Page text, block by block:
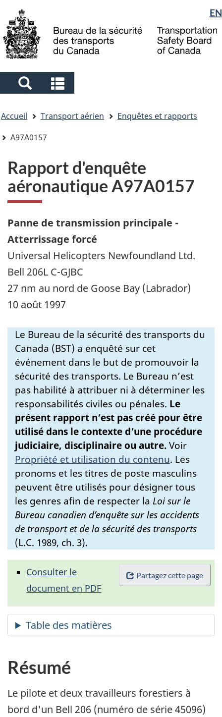
to
main
to
"About
government"
à
la
Sélection
de
la
langue
EN
Search
and
menus
and
menus
êtes
ici
Accueil Transport aérien
Enquêtes et rapports
A97A0157
Rapport d'enquête
aéronautique A97A0157
Panne de transmission principale -
Atterrissage forcé
Universal Helicopters Newfoundland Ltd.
Bell 206L C-GJBC
27 nm au nord de Goose Bay (Labrador)
10 août 1997
Le Bureau de la sécurité des transports du
Canada (BST) a enquêté sur cet
événement dans le but de promouvoir la
sécurité des transports. Le Bureau n’est
pas habilité à attribuer ni à déterminer les
responsabilités civiles ou pénales. Le
présent rapport n’est pas créé pour être
utilisé dans le contexte d’une procédure
judiciaire, disciplinaire ou autre.Voir
Propriété et utilisation du contenu. Les
pronoms et les titres de poste masculins
peuvent être utilisés pour désigner tous
les genres afin de respecter la Loi sur le
Bureau canadien d’enquête sur les accidents
de transport et de la sécurité des transports
(L.C. 1989, ch. 3).
Partagez cette page
Consulter le
document en PDF
Résumé
Le pilote et deux travailleurs forestiers à
bord d'un Bell 206 (numéro de série 45096)